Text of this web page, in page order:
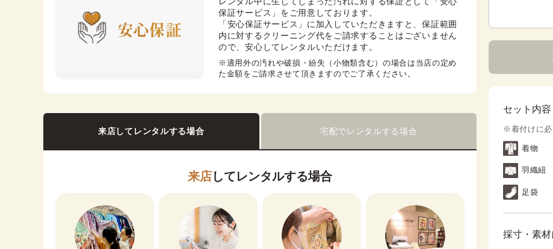
保証サービス」をご用意しております。
「安心保証サービス」に加入していただきますと、保証範囲
内に対するクリーニング代をご請求することはございません
ので、安心してレンタルいただけます。
※適用外の汚れや破損・紛失（小物類含む）の場合は当店の定め
た金額をご請求させて頂きますのでご了承ください。
来店してレンタルする場合 宅配でレンタルする場合
来店してレンタルする場合
セット内容
※着付けに必
着物
羽織紐
足袋
採寸・素材